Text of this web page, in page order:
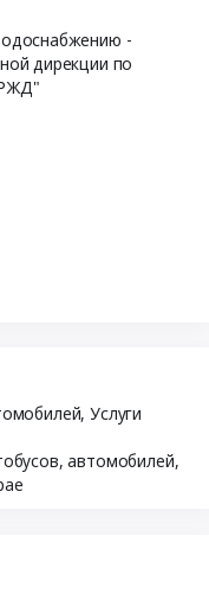
-
дирекции по
Услуги
автомобилей,